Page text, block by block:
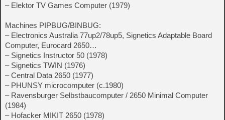
– Elektor TV Games Computer (1979)
Machines PIPBUG/BINBUG:
– Electronics Australia 77up2/78up5, Signetics Adaptable Board
Computer, Eurocard 2650…
– Signetics Instructor 50 (1978)
– Signetics TWIN (1976)
– Central Data 2650 (1977)
– PHUNSY microcomputer (c.1980)
– Ravensburger Selbstbaucomputer / 2650 Minimal Computer
(1984)
– Hofacker MIKIT 2650 (1978)